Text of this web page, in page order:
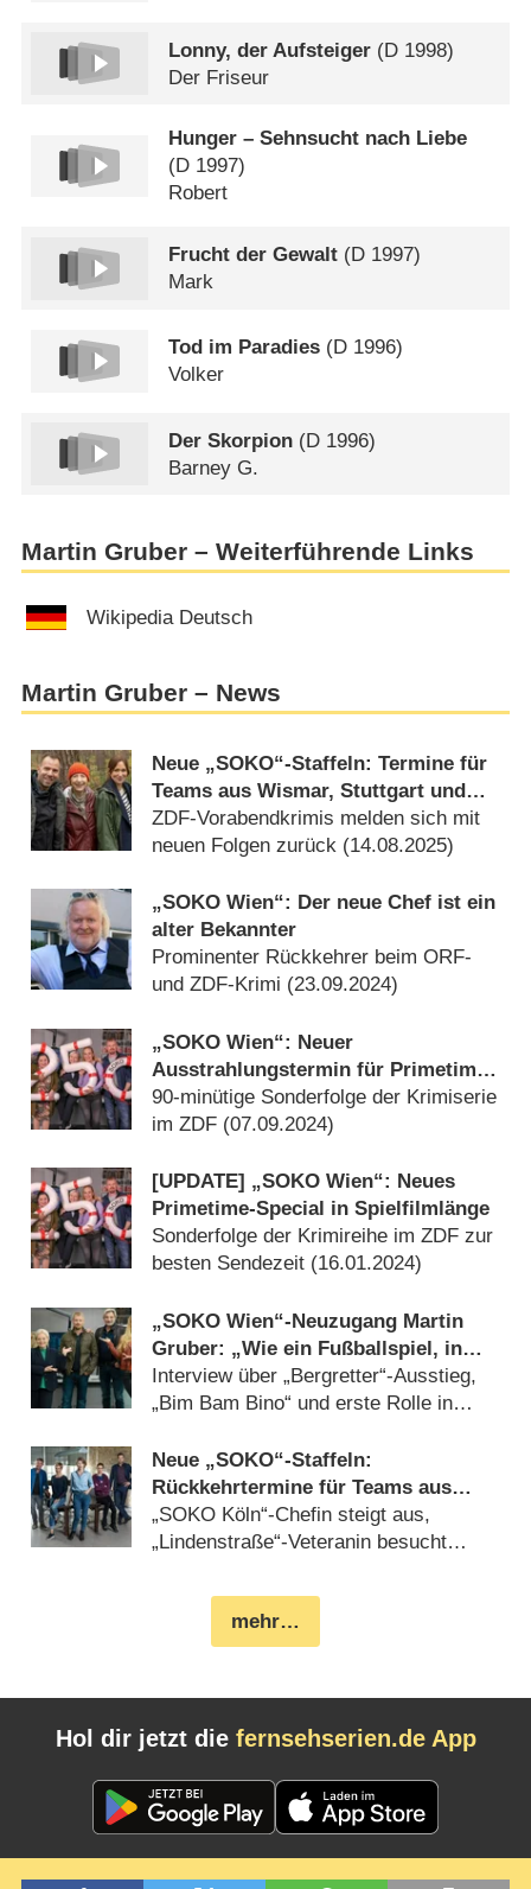
Lonny, der Aufsteiger (D 1998)
Der Friseur
Hunger – Sehnsucht nach Liebe
(D 1997)
Robert
Frucht der Gewalt (D 1997)
Mark
Tod im Paradies (D 1996)
Volker
Der Skorpion (D 1996)
Barney G.
Martin Gruber – Weiterführende Links
Wikipedia Deutsch
Martin Gruber – News
Neue „SOKO“-Staffeln: Termine für
Teams aus Wismar, Stuttgart und
Wien verkündet
ZDF-Vorabendkrimis melden sich mit
neuen Folgen zurück (14.08.2025)
„SOKO Wien“: Der neue Chef ist ein
alter Bekannter
Prominenter Rückkehrer beim ORF-
und ZDF-Krimi (23.09.2024)
„SOKO Wien“: Neuer
Ausstrahlungstermin für Primetime-
Special in Spielfilmlänge
90-minütige Sonderfolge der Krimiserie
im ZDF (07.09.2024)
[UPDATE] „SOKO Wien“: Neues
Primetime-Special in Spielfilmlänge
Sonderfolge der Krimireihe im ZDF zur
besten Sendezeit (16.01.2024)
„SOKO Wien“-Neuzugang Martin
Gruber: „Wie ein Fußballspiel, in
das man in der 95. Minute
eingewechselt wird“
Interview über „Bergretter“-Ausstieg,
„Bim Bam Bino“ und erste Rolle in
Neue „SOKO“-Staffeln:
Rückkehrtermine für Teams aus
Potsdam, Köln, Wismar und
Stuttgart verkündet
„SOKO Köln“-Chefin steigt aus,
„Lindenstraße“-Veteranin besucht
mehr…
Hol dir jetzt die fernsehserien.de App